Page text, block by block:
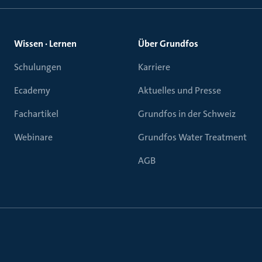
Wissen · Lernen
Schulungen
Ecademy
Fachartikel
Webinare
Über Grundfos
Karriere
Aktuelles und Presse
Grundfos in der Schweiz
Grundfos Water Treatment
AGB